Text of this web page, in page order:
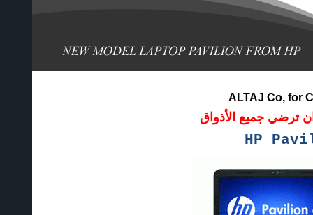
ALTAJ Co, for
ترضي جميع الأذواق
HP